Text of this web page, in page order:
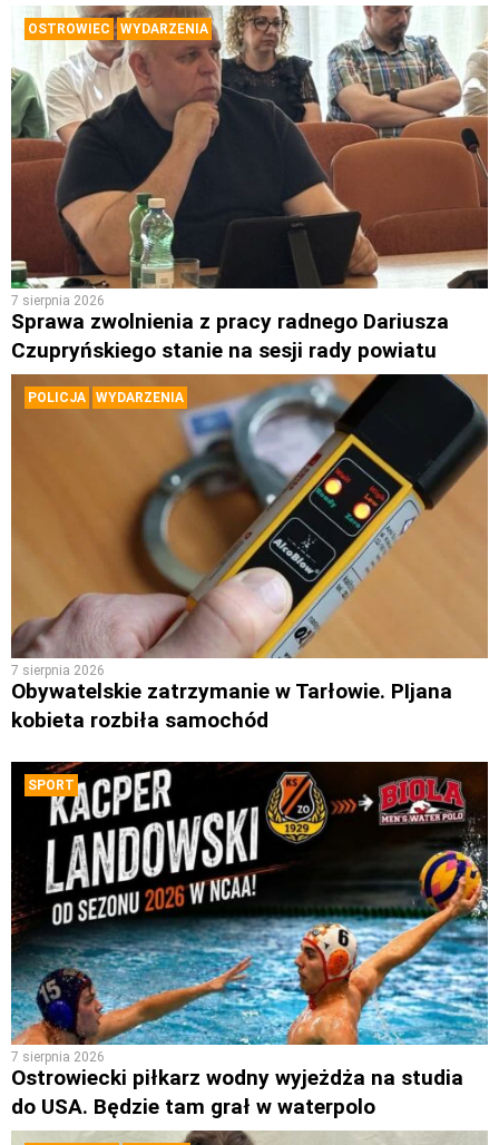
OSTROWIEC WYDARZENIA
7 sierpnia 2026
Sprawa zwolnienia z pracy radnego Dariusza
Czupryńskiego stanie na sesji rady powiatu
POLICJA WYDARZENIA
7 sierpnia 2026
Obywatelskie zatrzymanie w Tarłowie. PIjana
kobieta rozbiła samochód
SPORT
7 sierpnia 2026
Ostrowiecki piłkarz wodny wyjeżdża na studia
do USA. Będzie tam grał w waterpolo